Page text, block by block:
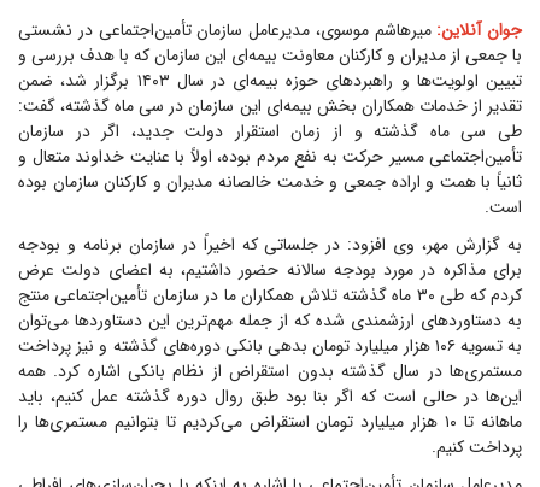
جوان آنلاین: میرهاشم موسوی، مدیرعامل سازمان تأمین‌اجتماعی در نشستی
با جمعی از مدیران و کارکنان معاونت بیمه‌ای این سازمان که با هدف بررسی و
تبیین اولویت‌ها و راهبرد‌های حوزه بیمه‌ای در سال ۱۴۰۳ برگزار شد، ضمن
تقدیر از خدمات همکاران بخش بیمه‌ای این سازمان در سی ماه گذشته، گفت:
طی سی ماه گذشته و از زمان استقرار دولت جدید، اگر در سازمان
تأمین‌اجتماعی مسیر حرکت به نفع مردم بوده، اولاً با عنایت خداوند متعال و
ثانیاً با همت و اراده جمعی و خدمت خالصانه مدیران و کارکنان سازمان بوده
است.
به گزارش مهر، وی افزود: در جلساتی که اخیراً در سازمان برنامه و بودجه
برای مذاکره در مورد بودجه سالانه حضور داشتیم، به اعضای دولت عرض
کردم که طی ۳۰ ماه گذشته تلاش همکاران ما در سازمان تأمین‌اجتماعی منتج
به دستاورد‌های ارزشمندی شده که از جمله مهم‌ترین این دستاورد‌ها می‌توان
به تسویه ۱۰۶ هزار میلیارد تومان بدهی بانکی دوره‌های گذشته و نیز پرداخت
مستمری‌ها در سال گذشته بدون استقراض از نظام بانکی اشاره کرد. همه
این‌ها در حالی است که اگر بنا بود طبق روال دوره گذشته عمل کنیم، باید
ماهانه تا ۱۰ هزار میلیارد تومان استقراض می‌کردیم تا بتوانیم مستمری‌ها را
پرداخت کنیم.